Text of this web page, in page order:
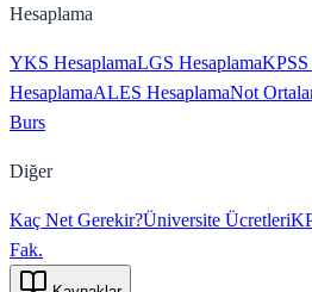
Hesaplama
YKS HesaplamaLGS HesaplamaKPSS
HesaplamaALES HesaplamaNot
Burs
Diğer
Kaç Net Gerekir?Üniversite Ücretleri
Fak.